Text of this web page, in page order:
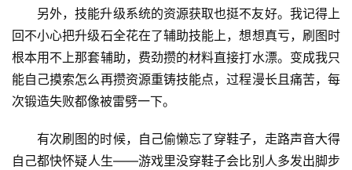
另外，技能升级系统的资源获取也挺不友好。我记得上
回不小心把升级石全花在了辅助技能上，想想真亏，刷图时
根本用不上那套辅助，费劲攒的材料直接打水漂。变成我只
能自己摸索怎么再攒资源重铸技能点，过程漫长且痛苦，每
次锻造失败都像被雷劈一下。
有次刷图的时候，自己偷懒忘了穿鞋子，走路声音大得
自己都快怀疑人生——游戏里没穿鞋子会比别人多发出脚步